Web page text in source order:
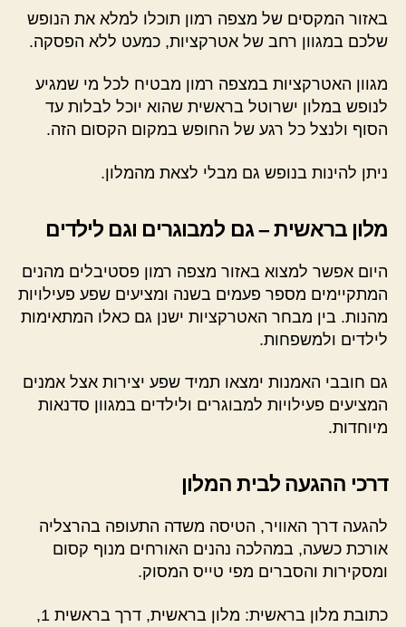
באזור המקסים של מצפה רמון תוכלו למלא את הנופש
שלכם במגוון רחב של אטרקציות, כמעט ללא הפסקה.
מגוון האטרקציות במצפה רמון מבטיח לכל מי שמגיע
לנופש במלון ישרוטל בראשית שהוא יוכל לבלות עד
הסוף ולנצל כל רגע של החופש במקום הקסום הזה.
ניתן להינות בנופש גם מבלי לצאת מהמלון.
מלון בראשית – גם למבוגרים וגם לילדים
היום אפשר למצוא באזור מצפה רמון פסטיבלים מהנים
המתקיימים מספר פעמים בשנה ומציעים שפע פעילויות
מהנות. בין מבחר האטרקציות ישנן גם כאלו המתאימות
לילדים ולמשפחות.
גם חובבי האמנות ימצאו תמיד שפע יצירות אצל אמנים
המציעים פעילויות למבוגרים ולילדים במגוון סדנאות
מיוחדות.
דרכי ההגעה לבית המלון
להגעה דרך האוויר, הטיסה משדה התעופה בהרצליה
אורכת כשעה, במהלכה נהנים האורחים מנוף קסום
ומסקירות והסברים מפי טייס המסוק.
כתובת מלון בראשית: מלון בראשית, דרך בראשית 1,